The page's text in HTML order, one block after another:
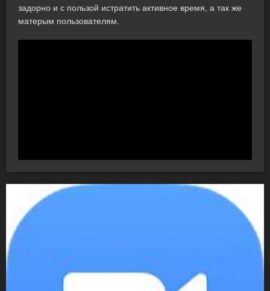
задорно и с пользой истратить активное время, а так же
матерым пользователям.